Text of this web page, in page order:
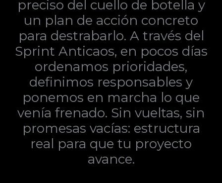
preciso del cuello de botella y
un plan de acción concreto
para destrabarlo. A través del
Sprint Anticaos, en pocos días
ordenamos prioridades,
definimos responsables y
ponemos en marcha lo que
venía frenado. Sin vueltas, sin
promesas vacías: estructura
real para que tu proyecto
avance.